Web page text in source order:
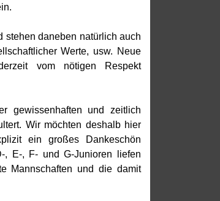
stehen daneben natürlich auch
Werte, usw. Neue
vom nötigen Respekt
gewissenhaften und zeitlich
Wir möchten deshalb hier
ein großes Dankeschön
, E-, F- und G-Junioren liefen
Mannschaften und die damit